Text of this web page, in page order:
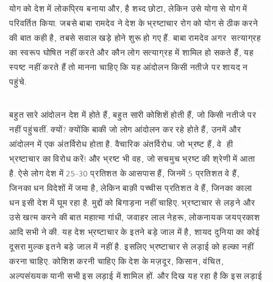
योग को देश में लोकप्रिय बनाया और, है शब्द छोटा, लेकिन उसे योगा से योग में
परिवर्तित किया. जबसे बाबा रामदेव ने देश के भ्रष्टाचार रोग को योग से ठीक करने
की बात कही है, तबसे सवाल खड़े होने शुरू हो गए हैं. बाबा रामदेव अगर सत्याग्रह
का स्वरूप घोषित नहीं करते और कौन लोग सत्याग्रह में शामिल हो सकते हैं, यह
स्पष्ट नहीं करते हैं तो मानना चाहिए कि यह आंदोलन किसी नतीजे पर शायद न
पहुंचे.
बहुत सारे आंदोलन देश में होते हैं, बहुत सारी कोशिशें होती हैं, जो किसी नतीजे पर
नहीं पहुंचतीं. क्यों? क्योंकि बाकी जो लोग आंदोलन कर रहे होते हैं, उनमें और
आंदोलन में एक अंतर्विरोध होता है. वैचारिक अंतर्विरोध. जो भ्रष्ट हैं, वे ही
भ्रष्टाचार का विरोध करें! और भ्रष्ट भी वह, जो सचमुच भ्रष्ट की श्रेणी में आता
है. ऐसे लोग देश में 25-30 प्रतिशत के आसपास हैं, जिनमें 5 प्रतिशत वे हैं,
जिनका धन विदेशों में जमा है, लेकिन बाक़ी पच्चीस प्रतिशत वे हैं, जिनका काला
धन इसी देश में घूम रहा है. मुद्दों को बिगाड़ना नहीं चाहिए. भ्रष्टाचार से लड़ने और
उसे खत्म करने की बात महात्मा गांधी, जवाहर लाल नेहरू, लोकनायक जयप्रकाश
आदि सभी ने की. यह देश भ्रष्टाचार के इतने बड़े जाल में है, शायद दुनिया का कोई
दूसरा मुल्क इतने बड़े जाल में नहीं है. इसलिए भ्रष्टाचार से लड़ाई को हल्का नहीं
करना चाहिए. कोशिश करनी चाहिए कि देश के मज़दूर, किसान, वंचित,
अल्पसंख्यक यानी सभी इस लड़ाई में शामिल हों. और दिख यह रहा है कि इस लड़ाई